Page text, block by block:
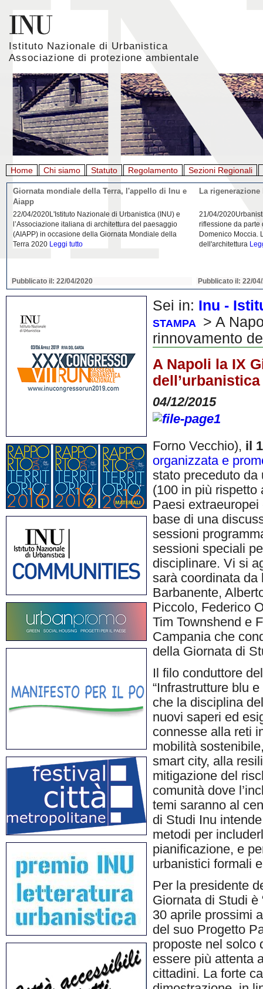
Istituto Nazionale di Urbanistica
Associazione di protezione ambientale
Home Chi siamo Statuto Regolamento Sezioni Regionali
Giornata mondiale della Terra, l'appello di Inu e
Aiapp
22/04/2020L'Istituto Nazionale di Urbanistica (INU) e
l’Associazione italiana di architettura del paesaggio
(AIAPP) in occasione della Giornata Mondiale della
Terra 2020 Leggi tutto
Pubblicato il: 22/04/2020
La
21/04/
riflessione da parte
Domenico Moccia.
dell'architettura
Pubblicato il: 22/
Sei in: Inu -
STAMPA
> A
rinnovamento
A Napoli la IX
04/12/2015
Forno Vecchio), il
organizzata e
stato preceduto da
(100 in più rispetto
Paesi extraeuropei
base di una
sessioni
sessioni speciali
disciplinare. Vi si
sarà coordinata da
Barbanente,
Piccolo, Federico
Tim Townshend e
Campania che
della Giornata di
Il filo conduttore
“Infrastrutture blu
che la disciplina
nuovi saperi ed
connesse alla reti
mobilità
smart city, alla
mitigazione del
comunità dove
temi saranno al
di Studi Inu
metodi per
pianificazione, e
urbanistici formali
Per la presidente
Giornata di Studi è
30 aprile prossimi
del suo Progetto
proposte nel solco
essere più attenta
cittadini. La forte